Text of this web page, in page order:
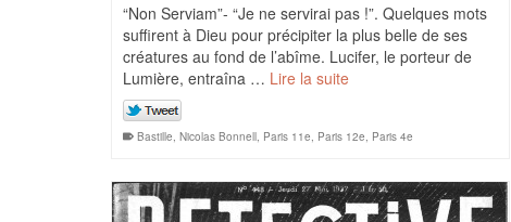
“Non Serviam”- “Je ne servirai pas !”. Quelques mots
suffirent à Dieu pour précipiter la plus belle de ses
créatures au fond de l’abîme. Lucifer, le porteur de
Lumière, entraîna … Lire la suite
Bastille, Nicolas Bonnell, Paris 11e, Paris 12e, Paris 4e